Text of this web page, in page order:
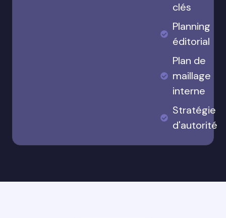
clés
Planning
éditorial
Plan de
maillage
interne
Stratégie
d'autorité